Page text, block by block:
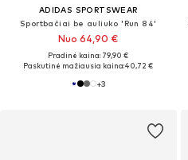
ADIDAS SPORTSWEAR
Sportbačiai be auliuko 'Run 84'
Nuo 64,90 €
Pradinė kaina: 79,90 €
Paskutinė mažiausia kaina:40,72 €
+3